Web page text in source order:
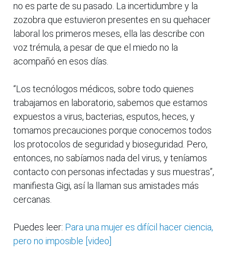
no es parte de su pasado. La incertidumbre y la
zozobra que estuvieron presentes en su quehacer
laboral los primeros meses, ella las describe con
voz trémula, a pesar de que el miedo no la
acompañó en esos días.
“Los tecnólogos médicos, sobre todo quienes
trabajamos en laboratorio, sabemos que estamos
expuestos a virus, bacterias, esputos, heces, y
tomamos precauciones porque conocemos todos
los protocolos de seguridad y bioseguridad. Pero,
entonces, no sabíamos nada del virus, y teníamos
contacto con personas infectadas y sus muestras”,
manifiesta Gigi, así la llaman sus amistades más
cercanas.
Puedes leer: Para una mujer es difícil hacer ciencia,
pero no imposible [video]